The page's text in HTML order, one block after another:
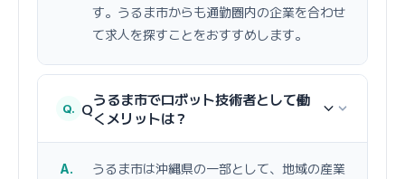
す。うるま市からも通勤圏内の企業を合わせ
て求人を探すことをおすすめします。
Qうるま市でロボット技術者として働
くメリットは？
うるま市は沖縄県の一部として、地域の産業